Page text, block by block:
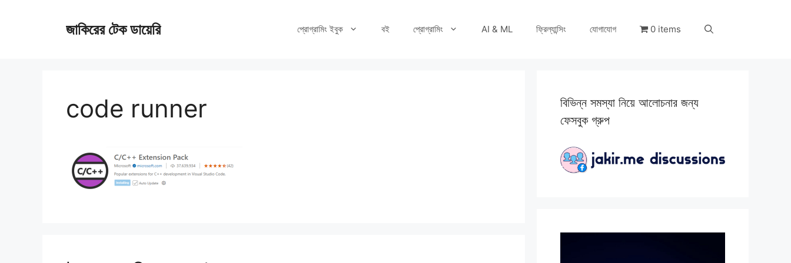
জাকিরের টেক ডায়েরি প্রোগ্রামিং ইবুক বই প্রোগ্রামিং AI & ML ফ্রিল্যান্সিং যোগাযোগ 0 items
code runner
বিভিন্ন সমস্যা নিয়ে আলোচনার জন্য
ফেসবুক গ্রুপ